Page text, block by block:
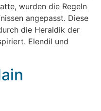
wurden die Regeln
angepasst. Diese
die Heraldik der
Elendil und